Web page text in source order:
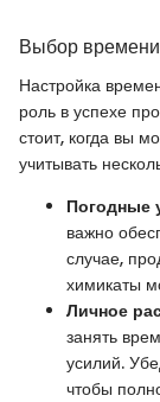
Выбор
Настройка
роль в успехе
стоит, когда вы
учитывать
Погодные
важно
случае,
химикаты
Личное
занять
усилий.
чтобы